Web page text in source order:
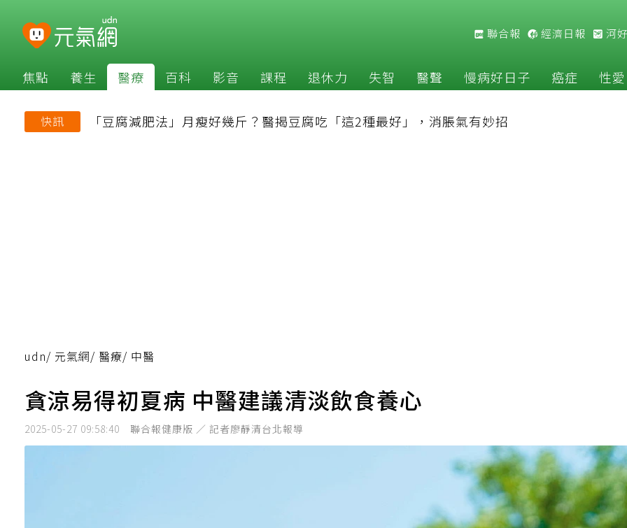
聯合報 經濟日報 河
焦點 養生 醫療 百科 影音 課程 退休力 失智 醫聲 慢病好日子 癌症 性愛
快訊 「豆腐減肥法」月瘦好幾斤？醫揭豆腐吃「這2種最好」，消脹氣有妙招
udn/ 元氣網/ 醫療/ 中醫
貪涼易得初夏病 中醫建議清淡飲食養心
2025-05-27 09:58:40 聯合報健康版 ／ 記者廖靜清台北報導